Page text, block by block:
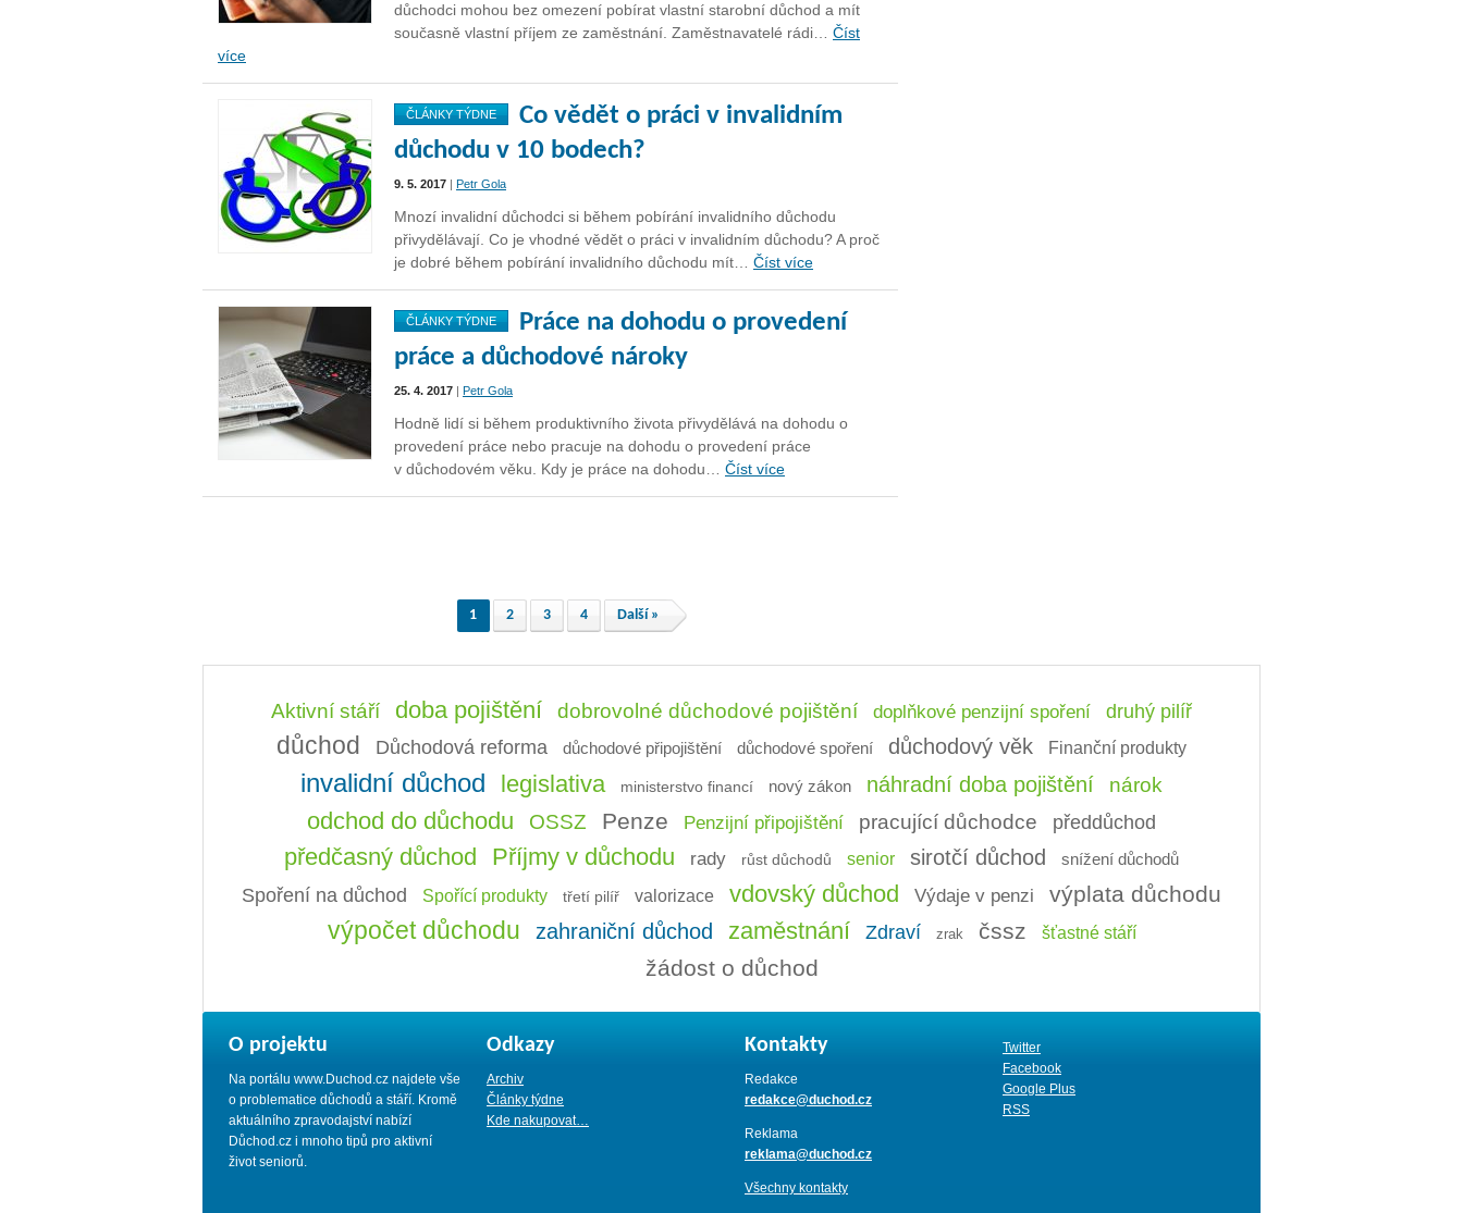
důchodci mohou bez omezení pobírat vlastní starobní důchod a mít
současně vlastní příjem ze zaměstnání. Zaměstnavatelé rádi… Číst
více
ČLÁNKY TÝDNE
Co vědět o práci v invalidním
důchodu v 10 bodech?
9. 5. 2017 | Petr Gola
Mnozí invalidní důchodci si během pobírání invalidního důchodu
přivydělávají. Co je vhodné vědět o práci v invalidním důchodu? A proč
je dobré během pobírání invalidního důchodu mít… Číst více
ČLÁNKY TÝDNE
Práce na dohodu o provedení
práce a důchodové nároky
25. 4. 2017 | Petr Gola
Hodně lidí si během produktivního života přivydělává na dohodu o
provedení práce nebo pracuje na dohodu o provedení práce
v důchodovém věku. Kdy je práce na dohodu… Číst více
1 2 3 4 Další »
Aktivní stáří doba pojištění dobrovolné důchodové pojištění doplňkové penzijní spoření druhý pilíř
důchod Důchodová reforma důchodové připojištění důchodové spoření důchodový věk Finanční produkty
invalidní důchod legislativa ministerstvo financí nový zákon náhradní doba pojištění nárok
odchod do důchodu OSSZ Penze Penzijní připojištění pracující důchodce předdůchod
předčasný důchod Příjmy v důchodu rady růst důchodů senior sirotčí důchod snížení důchodů
Spoření na důchod Spořící produkty třetí pilíř valorizace vdovský důchod Výdaje v penzi výplata důchodu
výpočet důchodu zahraniční důchod zaměstnání Zdraví zrak čssz šťastné stáří
žádost o důchod
O projektu
Na portálu www.Duchod.cz najdete vše
o problematice důchodů a stáří. Kromě
aktuálního zpravodajství nabízí
Důchod.cz i mnoho tipů pro aktivní
život seniorů.
Odkazy
Archiv
Články týdne
Kde nakupovat…
Kontakty
Redakce
redakce@duchod.cz
Reklama
reklama@duchod.cz
Všechny kontakty
Twitter
Facebook
Google Plus
RSS